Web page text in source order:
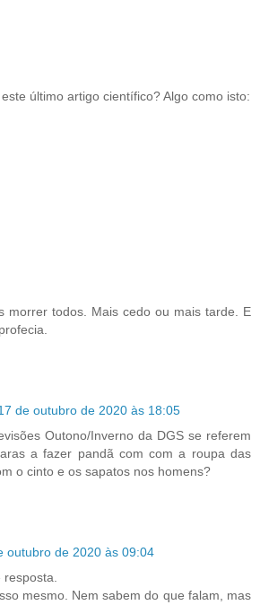
último artigo científico? Algo como isto:
morrer todos. Mais cedo ou mais tarde. E
de outubro de 2020 às 18:05
Outono/Inverno da DGS se referem
a fazer pandã com com a roupa das
o cinto e os sapatos nos homens?
outubro de 2020 às 09:04
resposta.
mesmo. Nem sabem do que falam, mas